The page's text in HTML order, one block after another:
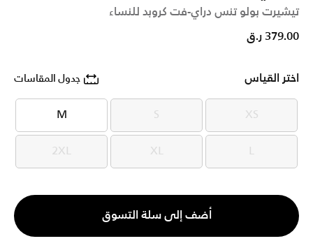
تيشيرت بولو تنس دراي-فت كروبد للنساء
379.00 ر.ق
اختر القياس جدول المقاسات
XS
XS
S
S
M
M
L
L
XL
XL
2XL
2XL
الكمية
1
أضف إلى سلة التسوق